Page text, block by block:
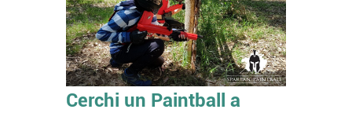
Cerchi un Paintball a